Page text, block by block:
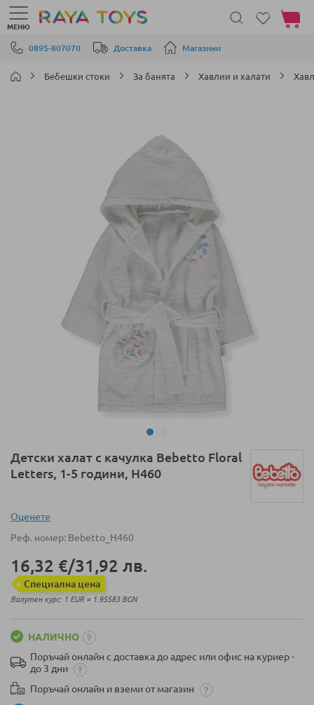
Прескачане към съдържанието
0895-807070 Доставка Магазини
МЕНЮ
Моята
Бебешки стоки За банята Хавлии и халати
Преминете
към
галерия
снимки
Детски халат с качулка Bebetto Floral
Letters, 1-5 години, H460
Оценeте
Реф. номер Bebetto_H460
16,32 €/31,92 лв.
Специална цена
Валутен курс: 1 EUR = 1.95583 BGN
НАЛИЧНО
Поръчай онлайн с доставка до адрес или офис на куриер -
до 3 дни
Поръчай онлайн и вземи от магазин